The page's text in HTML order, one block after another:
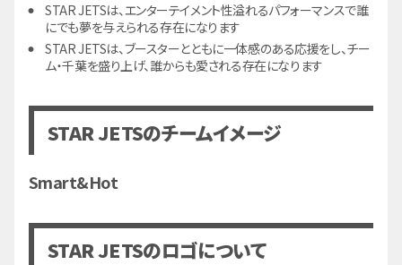
STAR JETSは、エンターテイメント性溢れるパフォーマンスで誰
にでも夢を与えられる存在になります
STAR JETSは、ブースターとともに一体感のある応援をし、チー
ム・千葉を盛り上げ、誰からも愛される存在になります
STAR JETSのチームイメージ
Smart&Hot
STAR JETSのロゴについて